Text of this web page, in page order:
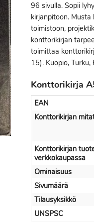
96 sivulla. Sopii
kirjanpitoon. Musta
toimistoon,
konttorikirjan
toimittaa
15). Kuopio, Turku,
Konttorikirja
EAN
Konttorikirjan
Konttorikirjan
verkkokaupassa
Ominaisuus
Sivumäärä
Tilausyksikkö
UNSPSC